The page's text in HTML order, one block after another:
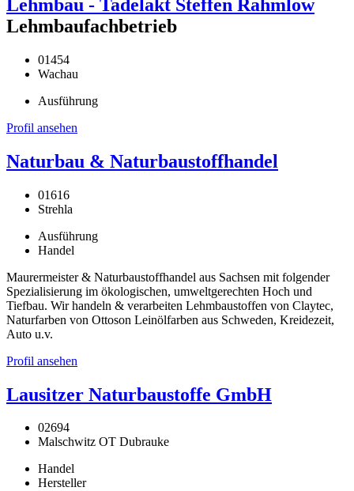
Lehmbau - Tadelakt Steffen Rahmlow
Lehmbaufachbetrieb
01454
Wachau
Ausführung
Profil ansehen
Naturbau & Naturbaustoffhandel
01616
Strehla
Ausführung
Handel
Maurermeister & Naturbaustoffhandel aus Sachsen mit folgender
Spezialisierung im ökologischen, umweltgerechten Hoch und
Tiefbau. Wir handeln & verarbeiten Lehmbaustoffen von Claytec,
Naturfarben von Ottoson Leinölfarben aus Schweden, Kreidezeit,
Auto u.v.
Profil ansehen
Lausitzer Naturbaustoffe GmbH
02694
Malschwitz OT Dubrauke
Handel
Hersteller